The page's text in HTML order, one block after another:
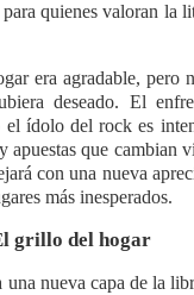
quienes valoran la
era agradable, pero
deseado. El
ídolo del rock es
apuestas que cambian
con una nueva
más inesperados.
grillo del hogar
nueva capa de la